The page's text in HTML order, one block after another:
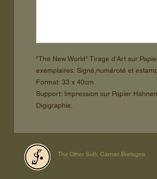
"The New World" Tirage d'Art sur
exemplaires. Signé,numéroté et
Format: 33 x 40cm.
Support: Impression sur Papier
Digigraphie.
The Other Sidh. Carnac.Bretagne